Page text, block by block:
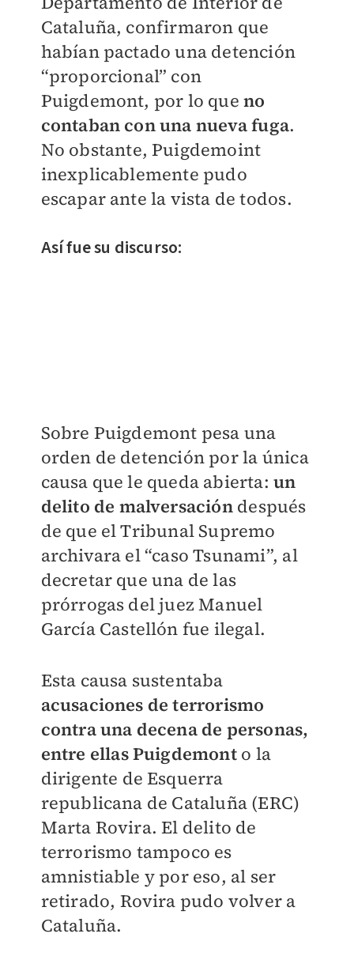
Cataluña, confirmaron que
habían pactado una detención
“proporcional” con
Puigdemont, por lo queno
contaban con una nueva fuga.
No obstante, Puigdemoint
inexplicablemente pudo
escapar ante la vista de todos.
Así fue su discurso:
Sobre Puigdemont pesa una
orden de detención por la única
causa que le queda abierta:un
delito de malversación después
de que el Tribunal Supremo
archivara el “caso Tsunami”, al
decretar que una de las
prórrogas del juez Manuel
García Castellón fue ilegal.
Esta causa sustentaba
acusaciones de terrorismo
contra una decena de personas,
entre ellas Puigdemont o la
dirigente de Esquerra
republicana de Cataluña (ERC)
Marta Rovira. El delito de
terrorismo tampoco es
amnistiable y por eso, al ser
retirado, Rovira pudo volver a
Cataluña.